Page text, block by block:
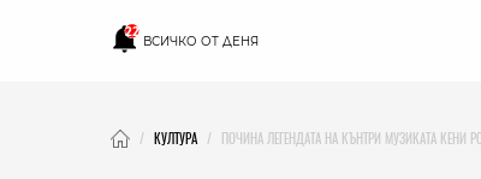
22
ВСИЧКО ОТ ДЕНЯ
КУЛТУРА ПОЧИНА ЛЕГЕНДАТА НА КЪНТРИ МУЗИКАТА КЕНИ